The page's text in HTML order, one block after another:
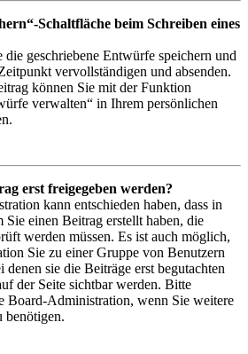
Schaltfläche beim Schreiben eines
geschriebene Entwürfe speichern und
vervollständigen und absenden.
können Sie mit der Funktion
verwalten“ in Ihrem persönlichen
erst freigegeben werden?
kann entschieden haben, dass in
Sie einen Beitrag erstellt haben, die
werden müssen. Es ist auch möglich,
Sie zu einer Gruppe von Benutzern
denen sie die Beiträge erst begutachten
der Seite sichtbar werden. Bitte
Board-Administration, wenn Sie weitere
benötigen.